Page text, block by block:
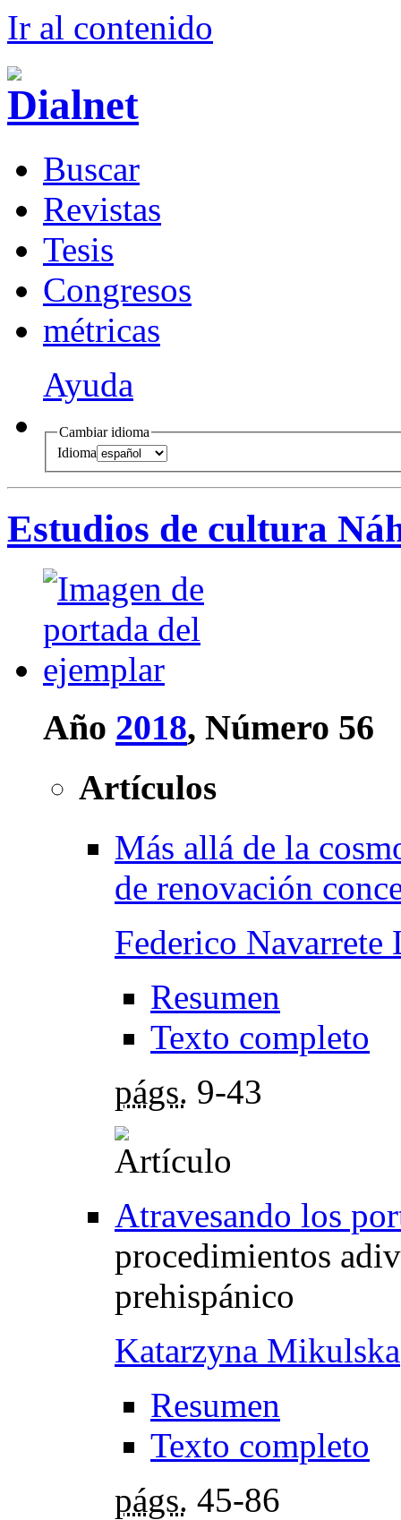
Ir al contenido
Buscar
Revistas
Tesis
Congresos
métricas
Ayuda
Cambiar idioma
Idioma
Estudios de cultura
Año 2018, Número 56
Artículos
Más allá de la
de renovación
Federico Navarrete
Resumen
Texto completo
págs. 9-43
Atravesando los
procedimientos
prehispánico
Katarzyna Mikulska
Resumen
Texto completo
págs. 45-86